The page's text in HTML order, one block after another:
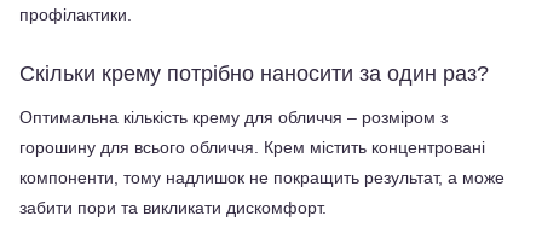
профілактики.
Скільки крему потрібно наносити за один раз?
Оптимальна кількість крему для обличчя – розміром з
горошину для всього обличчя. Крем містить концентровані
компоненти, тому надлишок не покращить результат, а може
забити пори та викликати дискомфорт.